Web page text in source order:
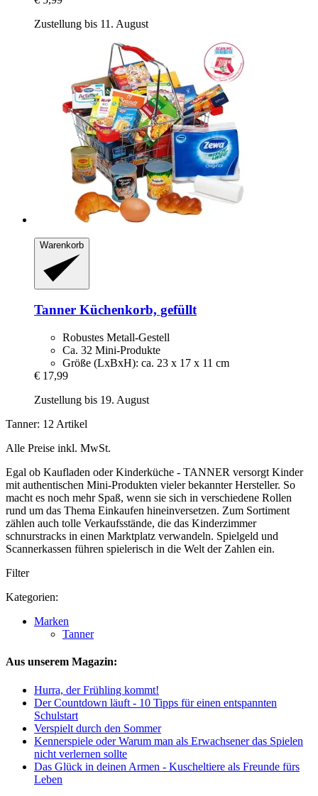
Zustellung bis 11. August
Warenkorb
Tanner Küchenkorb, gefüllt
Robustes Metall-Gestell
Ca. 32 Mini-Produkte
Größe (LxBxH): ca. 23 x 17 x 11 cm
€ 17,99
Zustellung bis 19. August
Tanner: 12 Artikel
Alle Preise inkl. MwSt.
Egal ob Kaufladen oder Kinderküche - TANNER versorgt Kinder
mit authentischen Mini-Produkten vieler bekannter Hersteller. So
macht es noch mehr Spaß, wenn sie sich in verschiedene Rollen
rund um das Thema Einkaufen hineinversetzen. Zum Sortiment
zählen auch tolle Verkaufsstände, die das Kinderzimmer
schnurstracks in einen Marktplatz verwandeln. Spielgeld und
Scannerkassen führen spielerisch in die Welt der Zahlen ein.
Filter
Kategorien:
Marken
Tanner
Aus unserem Magazin:
Hurra, der Frühling kommt!
Der Countdown läuft - 10 Tipps für einen entspannten
Schulstart
Verspielt durch den Sommer
Kennerspiele oder Warum man als Erwachsener das Spielen
nicht verlernen sollte
Das Glück in deinen Armen - Kuscheltiere als Freunde fürs
Leben